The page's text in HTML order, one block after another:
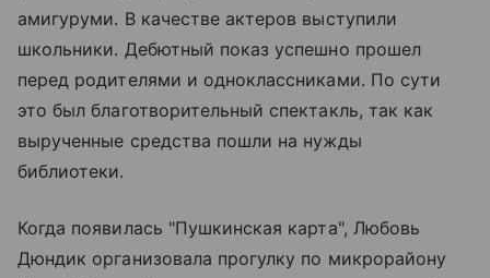
амигуруми. В качестве актеров выступили
школьники. Дебютный показ успешно прошел
перед родителями и одноклассниками. По сути
это был благотворительный спектакль, так как
вырученные средства пошли на нужды
библиотеки.
Когда появилась "Пушкинская карта", Любовь
Дюндик организовала прогулку по микрорайону